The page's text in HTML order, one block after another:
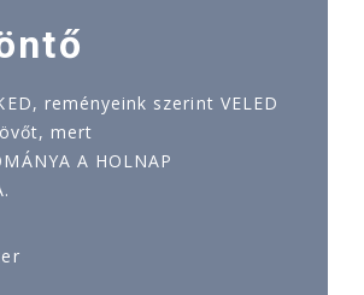
reményeink szerint VELED
mert
A HOLNAP